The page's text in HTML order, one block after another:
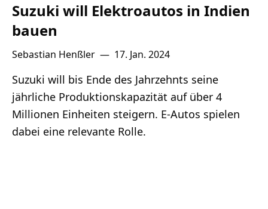
Suzuki will Elektroautos in Indien
bauen
Sebastian Henßler — 17. Jan. 2024
Suzuki will bis Ende des Jahrzehnts seine
jährliche Produktionskapazität auf über 4
Millionen Einheiten steigern. E-Autos spielen
dabei eine relevante Rolle.